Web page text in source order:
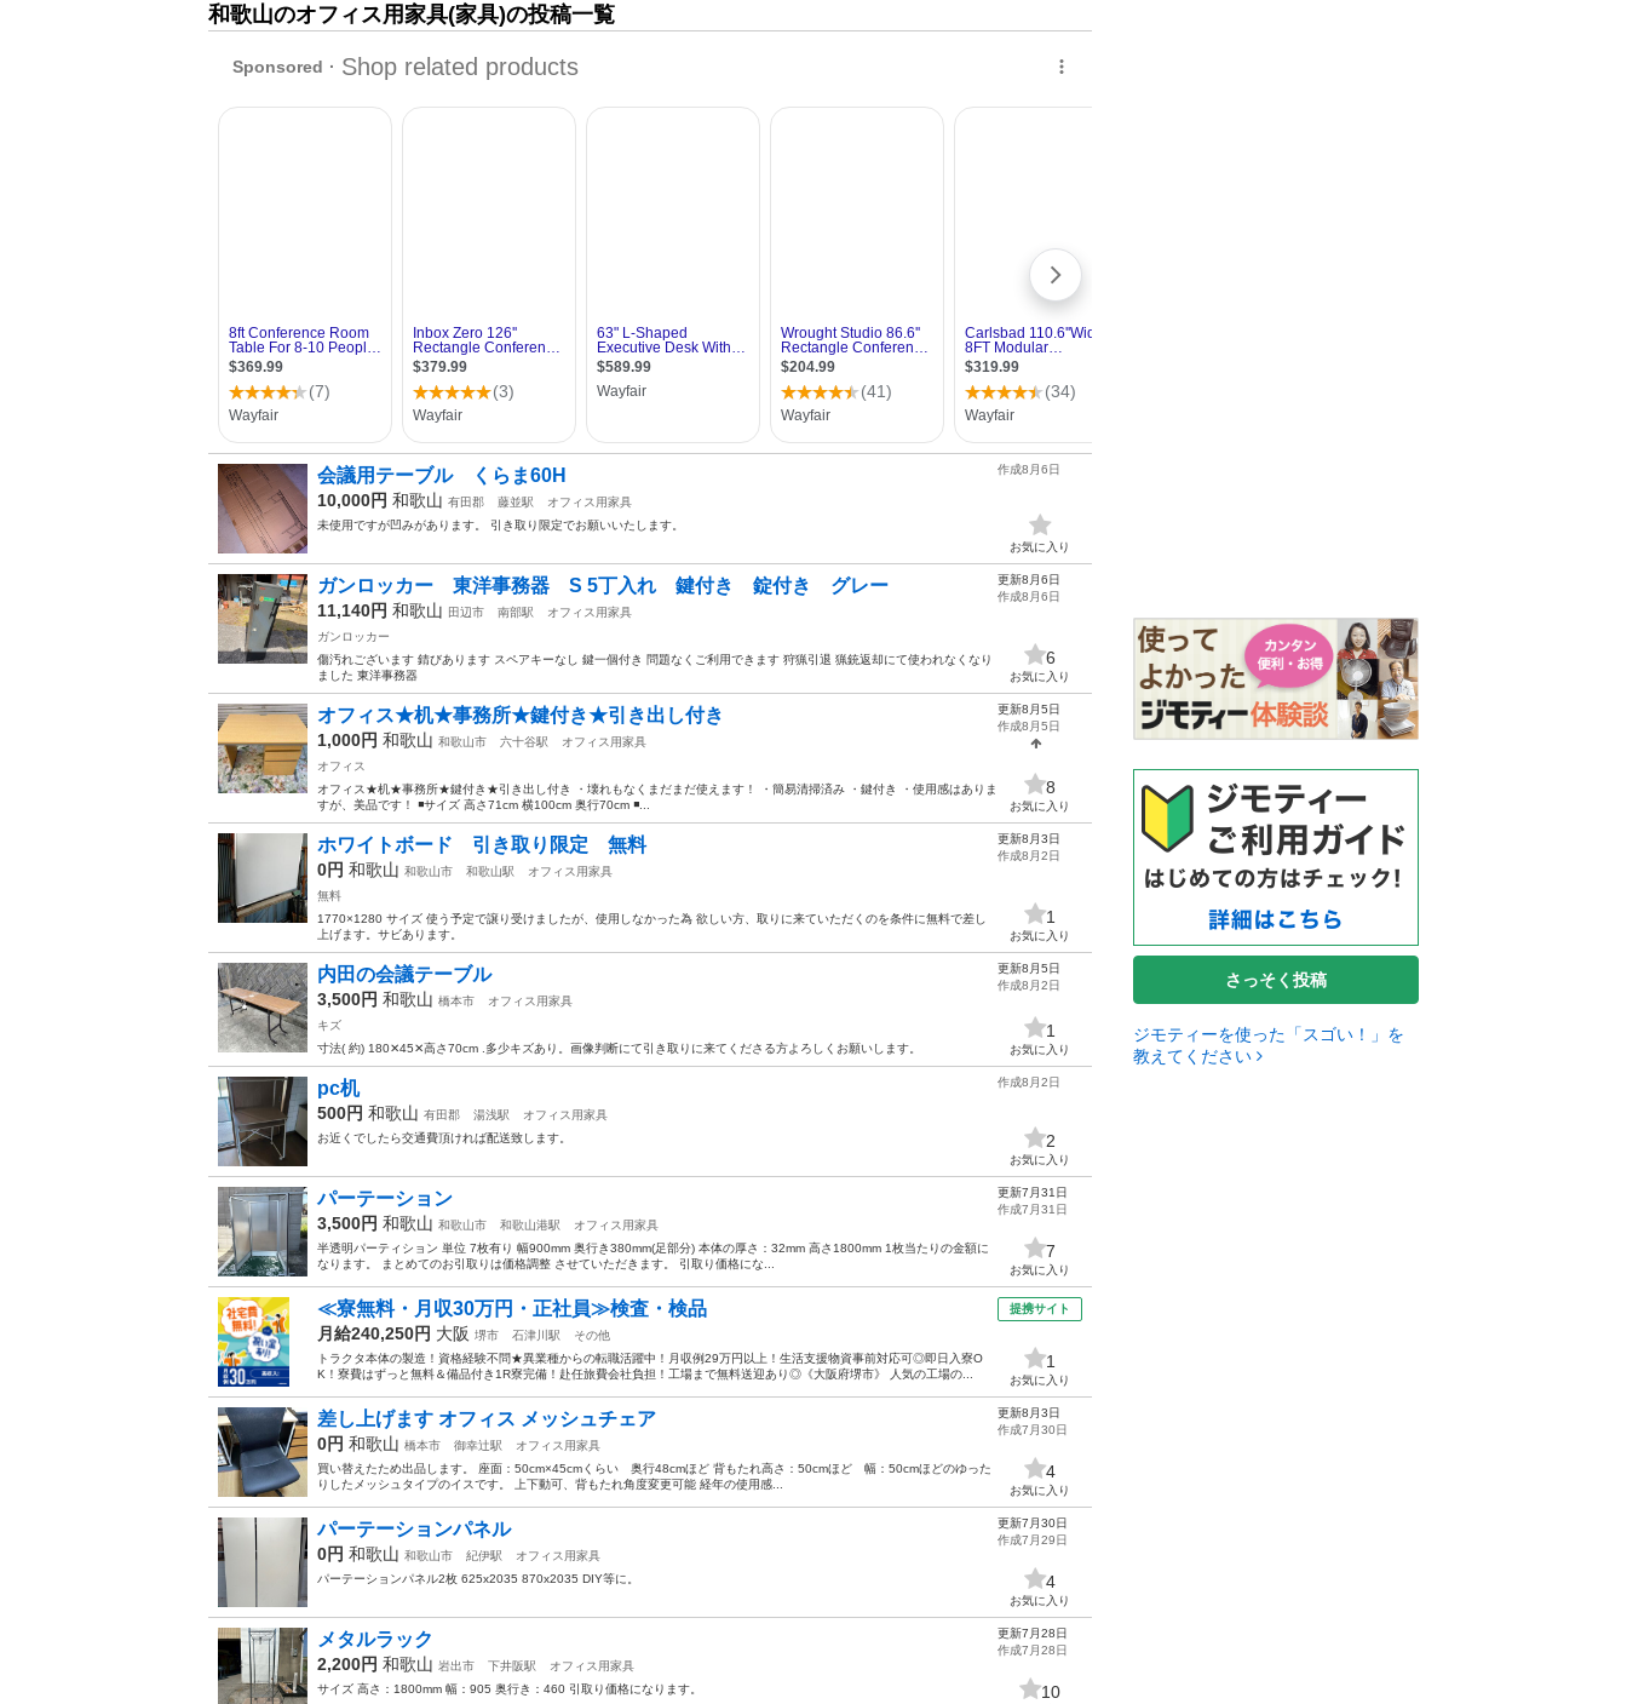
和歌山のオフィス用家具(家具)の投稿一覧
会議用テーブル くらま60H
10,000円 和歌山 有田郡 藤並駅
オフィス用家具
未使用ですが凹みがあります。 引き取り限定でお願いいたします。
作成8月6日
お気に入り
ガンロッカー 東洋事務器 S 5丁入れ 鍵付き 錠付き グレー
11,140円 和歌山 田辺市 南部駅
オフィス用家具
ガンロッカー
傷汚れございます 錆びあります スペアキーなし 鍵一個付き 問題なくご利用できます 狩猟引退 猟銃返却にて使われなくなり
ました 東洋事務器
更新8月6日
作成8月6日
6
お気に入り
オフィス★机★事務所★鍵付き★引き出し付き
1,000円 和歌山 和歌山市 六十谷駅
オフィス用家具
オフィス
オフィス★机★事務所★鍵付き★引き出し付き ・壊れもなくまだまだ使えます！ ・簡易清掃済み ・鍵付き ・使用感はありま
すが、美品です！ ◾️サイズ 高さ71cm 横100cm 奥行70cm ◾️...
更新8月5日
作成8月5日
8
お気に入り
ホワイトボード 引き取り限定 無料
0円 和歌山 和歌山市 和歌山駅
オフィス用家具
無料
1770×1280 サイズ 使う予定で譲り受けましたが、使用しなかった為 欲しい方、取りに来ていただくのを条件に無料で差し
上げます。サビあります。
更新8月3日
作成8月2日
1
お気に入り
内田の会議テーブル
3,500円 和歌山 橋本市
オフィス用家具
キズ
寸法( 約) 180✕45✕高さ70cm .多少キズあり。画像判断にて引き取りに来てくださる方よろしくお願いします。
更新8月5日
作成8月2日
1
お気に入り
pc机
500円 和歌山 有田郡 湯浅駅
オフィス用家具
お近くでしたら交通費頂ければ配送致します。
作成8月2日
2
お気に入り
パーテーション
3,500円 和歌山 和歌山市 和歌山港駅
オフィス用家具
半透明パーティション 単位 7枚有り 幅900mm 奥行き380mm(足部分) 本体の厚さ：32mm 高さ1800mm 1枚当たりの金額に
なります。 まとめてのお引取りは価格調整 させていただきます。 引取り価格にな...
更新7月31日
作成7月31日
7
お気に入り
≪寮無料・月収30万円・正社員≫検査・検品
月給240,250円 大阪 堺市 石津川駅
その他
トラクタ本体の製造！資格経験不問★異業種からの転職活躍中！月収例29万円以上！生活支援物資事前対応可◎即日入寮O
K！寮費はずっと無料＆備品付き1R寮完備！赴任旅費会社負担！工場まで無料送迎あり◎《大阪府堺市》 人気の工場の...
提携サイト
1
お気に入り
差し上げます オフィス メッシュチェア
0円 和歌山 橋本市 御幸辻駅
オフィス用家具
買い替えたため出品します。 座面：50cm×45cmくらい 奥行48cmほど 背もたれ高さ：50cmほど 幅：50cmほどのゆった
りしたメッシュタイプのイスです。 上下動可、背もたれ角度変更可能 経年の使用感...
更新8月3日
作成7月30日
4
お気に入り
パーテーションパネル
0円 和歌山 和歌山市 紀伊駅
オフィス用家具
パーテーションパネル2枚 625x2035 870x2035 DIY等に。
更新7月30日
作成7月29日
4
お気に入り
メタルラック
2,200円 和歌山 岩出市 下井阪駅
オフィス用家具
サイズ 高さ：1800mm 幅：905 奥行き：460 引取り価格になります。
更新7月28日
作成7月28日
10
さっそく投稿
ジモティーを使った「スゴい！」を
教えてください